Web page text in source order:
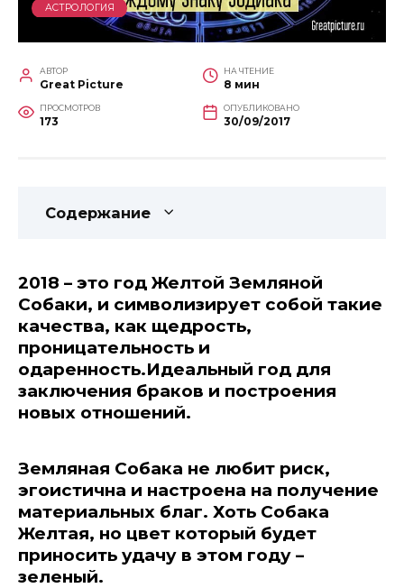
АСТРОЛОГИЯ
АВТОР
Great Picture
НА ЧТЕНИЕ
8 мин
ПРОСМОТРОВ
173
ОПУБЛИКОВАНО
30/09/2017
Содержание
2018 – это год Желтой Земляной
Собаки, и символизирует собой такие
качества, как щедрость,
проницательность и
одаренность.Идеальный год для
заключения браков и построения
новых отношений.
Земляная Собака не любит риск,
эгоистична и настроена на получение
материальных благ. Хоть Собака
Желтая, но цвет который будет
приносить удачу в этом году –
зеленый.